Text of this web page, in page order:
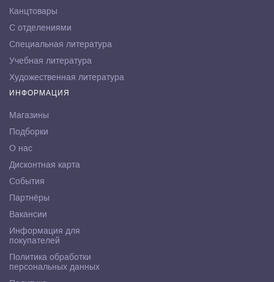
Канцтовары
С отделениями
Специальная литература
Учебная литература
Художественная литература
ИНФОРМАЦИЯ
Магазины
Подборки
О нас
Дисконтная карта
События
Партнёры
Вакансии
Информация для
покупателей
Политика обработки
персональных данных